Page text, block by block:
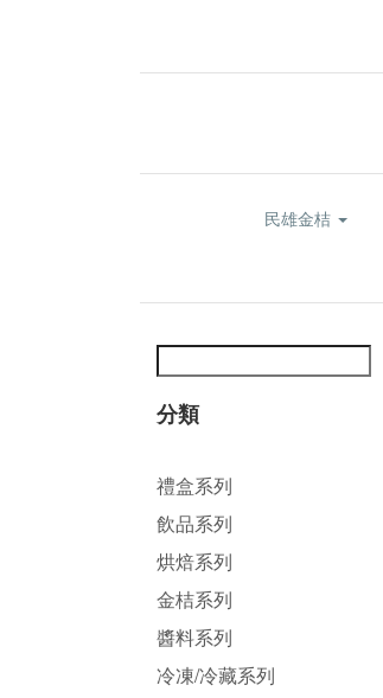
民雄金桔
分類
禮盒系列
飲品系列
烘焙系列
金桔系列
醬料系列
冷凍/冷藏系列